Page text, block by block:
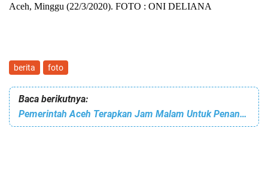
Aceh, Minggu (22/3/2020). FOTO : ONI DELIANA
berita foto
Baca berikutnya:
Pemerintah Aceh Terapkan Jam Malam Untuk Penanganan COVID-19